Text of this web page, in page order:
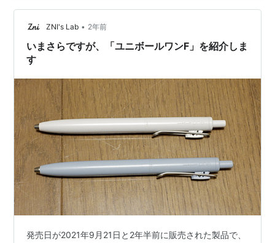
ZNI's Lab • 2年前
いまさらですが、「ユニボールワンF」を紹介しま
す
発売日が2021年9月21日と2年半前に販売された製品で、